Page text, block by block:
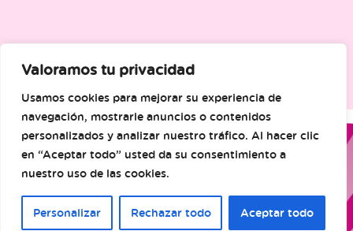
Valoramos tu privacidad
Usamos cookies para mejorar su experiencia de
navegación, mostrarle anuncios o contenidos
personalizados y analizar nuestro tráfico. Al hacer clic
en “Aceptar todo” usted da su consentimiento a
nuestro uso de las cookies.
Personalizar Rechazar todo Aceptar todo